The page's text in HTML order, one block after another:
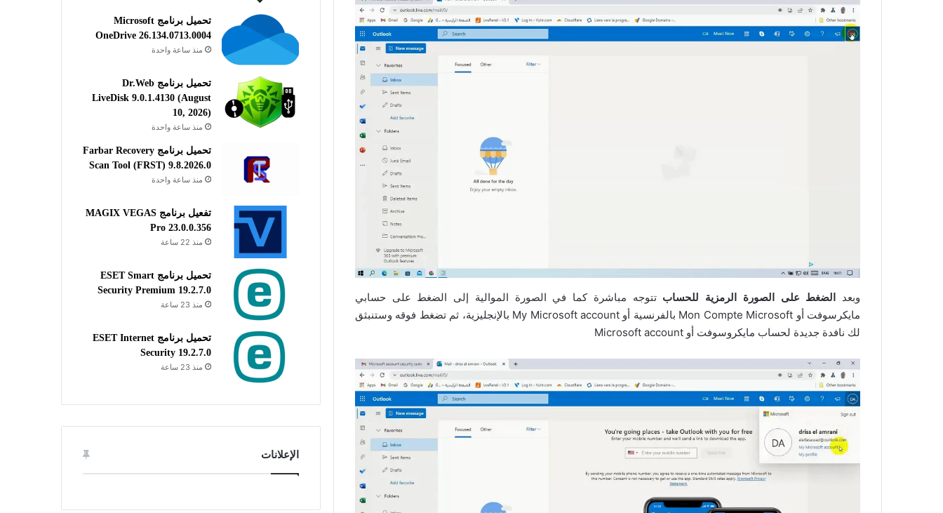
وبعد الضغط على الصورة الرمزية للحساب تتوجه مباشرة كما في الصورة الموالية إلى الضغط على حسابي
مايكرسوفت أو Mon Compte Microsoft بالفرنسية أو My Microsoft account بالإنجليزية، ثم تضغط فوقه وستنبثق
لك نافدة جديدة لحساب مايكروسوفت أو Microsoft account
تحميل برنامج Microsoft
OneDrive 26.134.0713.0004
منذ ساعة واحدة
تحميل برنامج Dr.Web
LiveDisk 9.0.1.4130 (August
10, 2026)
منذ ساعة واحدة
تحميل برنامج Farbar Recovery
Scan Tool (FRST) 9.8.2026.0
منذ ساعة واحدة
تفعيل برنامج MAGIX VEGAS
Pro 23.0.0.356
منذ 22 ساعة
تحميل برنامج ESET Smart
Security Premium 19.2.7.0
منذ 23 ساعة
تحميل برنامج ESET Internet
Security 19.2.7.0
منذ 23 ساعة
الإعلانات